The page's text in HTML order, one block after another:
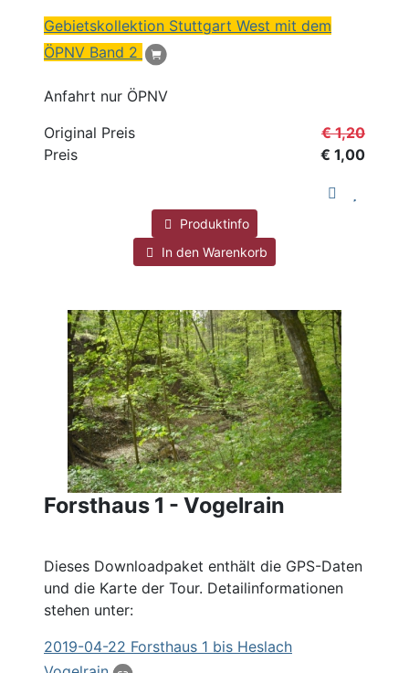
Gebietskollektion Stuttgart West mit dem
ÖPNV Band 2
Anfahrt nur ÖPNV
Original Preis
€ 1,20
Preis
€ 1,00
Produktinfo
In den Warenkorb
Forsthaus 1 - Vogelrain
Dieses Downloadpaket enthält die GPS-Daten
und die Karte der Tour. Detailinformationen
stehen unter:
2019-04-22 Forsthaus 1 bis Heslach